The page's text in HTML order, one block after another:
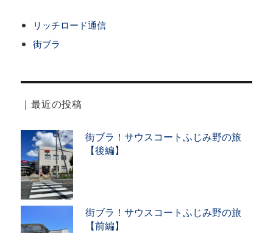
リッチロード通信
街ブラ
｜最近の投稿
街ブラ！サウスコートふじみ野の旅
【後編】
街ブラ！サウスコートふじみ野の旅
【前編】